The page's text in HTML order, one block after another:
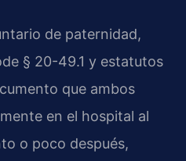
de paternidad,
§ 20-49.1 y estatutos
que ambos
en el hospital al
o poco después,